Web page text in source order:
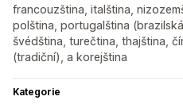
francouzština, italština,
polština, portugalština
švédština, turečtina, thajština,
(tradiční), a korejština
Kategorie